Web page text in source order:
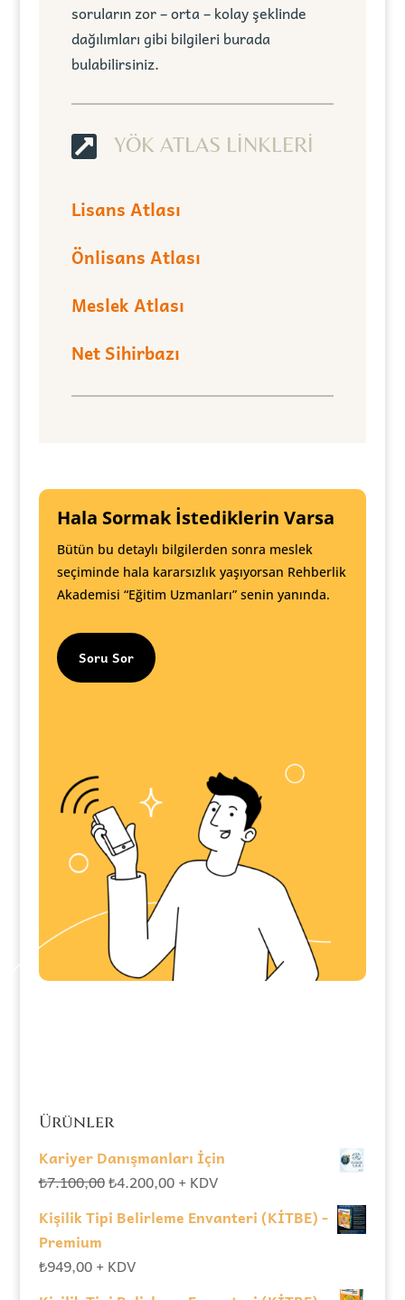
soruların zor – orta – kolay şeklinde
dağılımları gibi bilgileri burada
bulabilirsiniz.
 YÖK ATLAS LİNKLERİ
Lisans Atlası
Önlisans Atlası
Meslek Atlası
Net Sihirbazı
Hala Sormak İstediklerin Varsa
Bütün bu detaylı bilgilerden sonra meslek
seçiminde hala kararsızlık yaşıyorsan Rehberlik
Akademisi “Eğitim Uzmanları” senin yanında.
Soru Sor
Ürünler
Kariyer Danışmanları İçin
₺7.100,00Orijinal
₺7.100,00.
₺4.200,00Şu
fiyat:
+ KDV
Kişilik Tipi Belirleme Envanteri (KİTBE) -
Premium
₺949,00 + KDV